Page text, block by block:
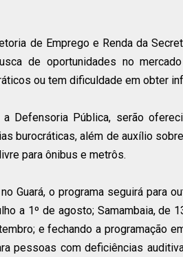
de Emprego e Renda da
de oportunidades no
ou tem dificuldade em obter
a Defensoria Pública, serão
burocráticas, além de auxílio
para ônibus e metrôs.
Guará, o programa seguirá para
a 1º de agosto; Samambaia, de
e fechando a programação
pessoas com deficiências